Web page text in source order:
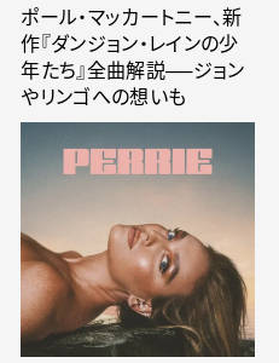
ポール・マッカートニー、新
作『ダンジョン・レインの少
年たち』全曲解説──ジョン
やリンゴへの想いも